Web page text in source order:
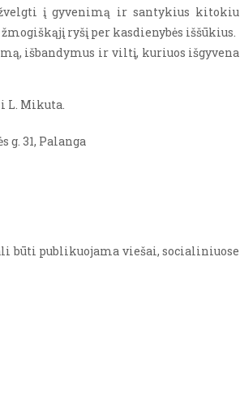
į gyvenimą ir santykius kitokiu
ryšį per kasdienybės iššūkius.
išbandymus ir viltį, kuriuos išgyvena
L. Mikuta.
g. 31, Palanga
būti publikuojama viešai, socialiniuose